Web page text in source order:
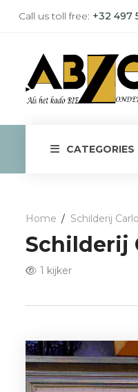
Call us toll free: +32 497
CATEGORIES
Home Schilderij
Schilderij
1 kijker